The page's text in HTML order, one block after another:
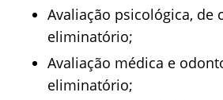
Avaliação psicológica, de
eliminatório;
Avaliação médica e
eliminatório;